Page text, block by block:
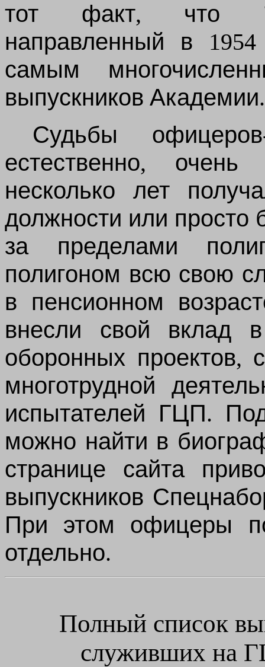
тот
факт, что
направленный в
самым
выпускников Академии.
Судьбы офицеров
естественно, очень
несколько
лет
должности или просто
за
пределами
полигоном всю свою
в
пенсионном
внесли
свой вклад
в
оборонных проектов,
многотрудной
испытателей
ГЦП.
можно найти в
странице
сайта
выпускников
При
этом офицеры
отдельно.
Полный список
служивших на